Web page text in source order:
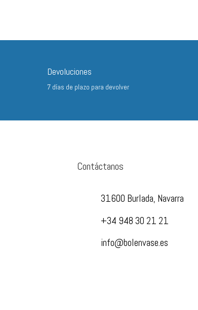
Devoluciones
7 días de plazo para devolver
Contáctanos
31600 Burlada, Navarra
+34 948 30 21 21
info@bolenvase.es